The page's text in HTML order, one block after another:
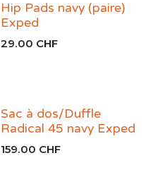
Hip Pads navy (paire)
Exped
29.00 CHF
Sac à dos/Duffle
Radical 45 navy Exped
159.00 CHF